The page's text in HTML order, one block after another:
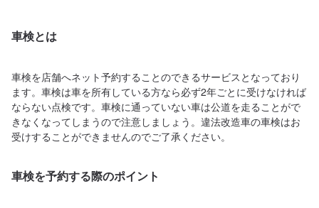
車検とは
車検を店舗へネット予約することのできるサービスとなっており
ます。車検は車を所有している方なら必ず2年ごとに受けなければ
ならない点検です。車検に通っていない車は公道を走ることがで
きなくなってしまうので注意しましょう。違法改造車の車検はお
受けすることができませんのでご了承ください。
車検を予約する際のポイント